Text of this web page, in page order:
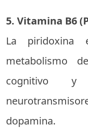
5. Vitamina B6
La piridoxina
metabolismo
cognitivo
dopamina.